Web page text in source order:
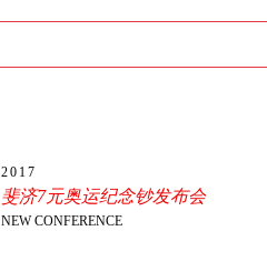
2017
斐济7元奥运纪念钞发布会
NEW CONFERENCE